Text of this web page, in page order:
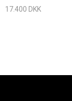
17.400 DKK